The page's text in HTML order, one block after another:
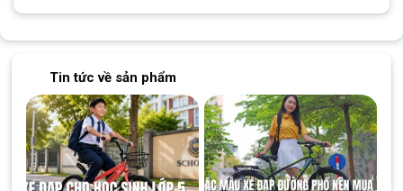
Baga Hợp kim thép liền khung
Phanh sau Phanh đùm
Vành xe Vành hợp kim nhôm
Lốp 18×2.125
Tin tức về sản phẩm